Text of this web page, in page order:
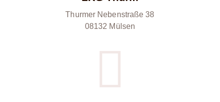
Thurmer Nebenstraße 38
08132 Mülsen